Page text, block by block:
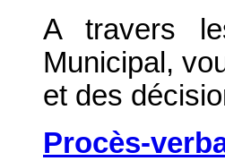
A travers
Municipal,
et des
Procès-